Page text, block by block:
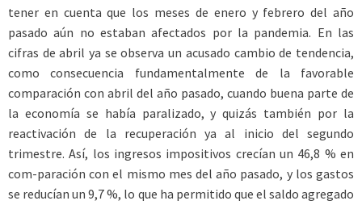
tener en cuenta que los meses de enero y febrero del año
pasado aún no estaban afectados por la pandemia. En las
cifras de abril ya se observa un acusado cambio de tendencia,
como consecuencia fundamentalmente de la favorable
comparación con abril del año pasado, cuando buena parte de
la economía se había paralizado, y quizás también por la
reactivación de la recuperación ya al inicio del segundo
trimestre. Así, los ingresos impositivos crecían un 46,8 % en
com-paración con el mismo mes del año pasado, y los gastos
se reducían un 9,7 %, lo que ha permitido que el saldo agregado